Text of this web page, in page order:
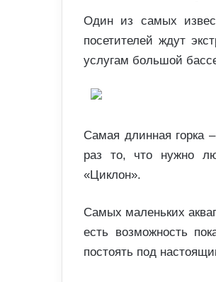
Один из самых
посетителей ждут
услугам большой
Самая длинная горка
раз то, что нужно
«Циклон».
Самых маленьких
есть возможность
постоять под